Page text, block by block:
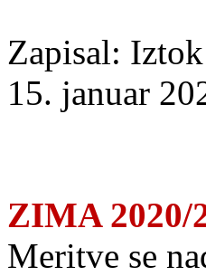
Zapisal:
15. januar
ZIMA 2020/
Meritve se